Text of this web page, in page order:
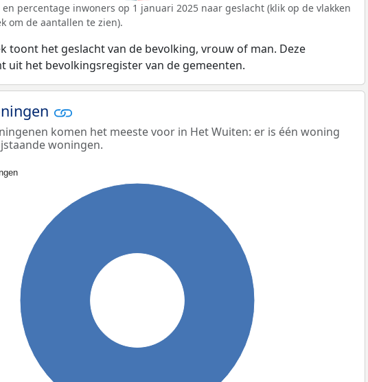
percentage inwoners op 1 januari 2025 naar geslacht (klik op de vlakken
om de aantallen te zien).
toont het geslacht van de bevolking, vrouw of man. Deze
uit het bevolkingsregister van de gemeenten.
komen het meeste voor in Het Wuiten: er is één woning
woningen.